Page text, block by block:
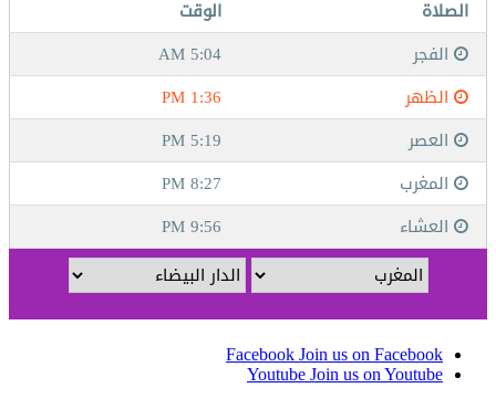
Facebook Join us on Facebook
Youtube Join us on Youtube